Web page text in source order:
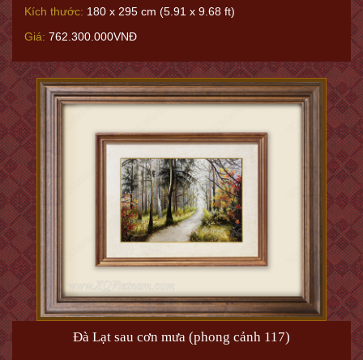
Kích thước: 180 x 295 cm (5.91 x 9.68 ft)
Giá: 762.300.000VNĐ
Đà Lạt sau cơn mưa (phong cảnh 117)